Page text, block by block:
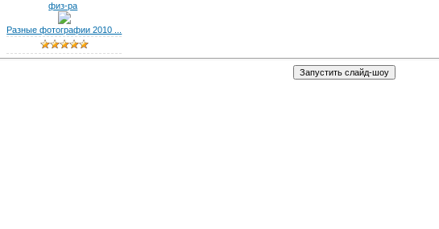
физ-ра
Разные фотографии 2010 ...